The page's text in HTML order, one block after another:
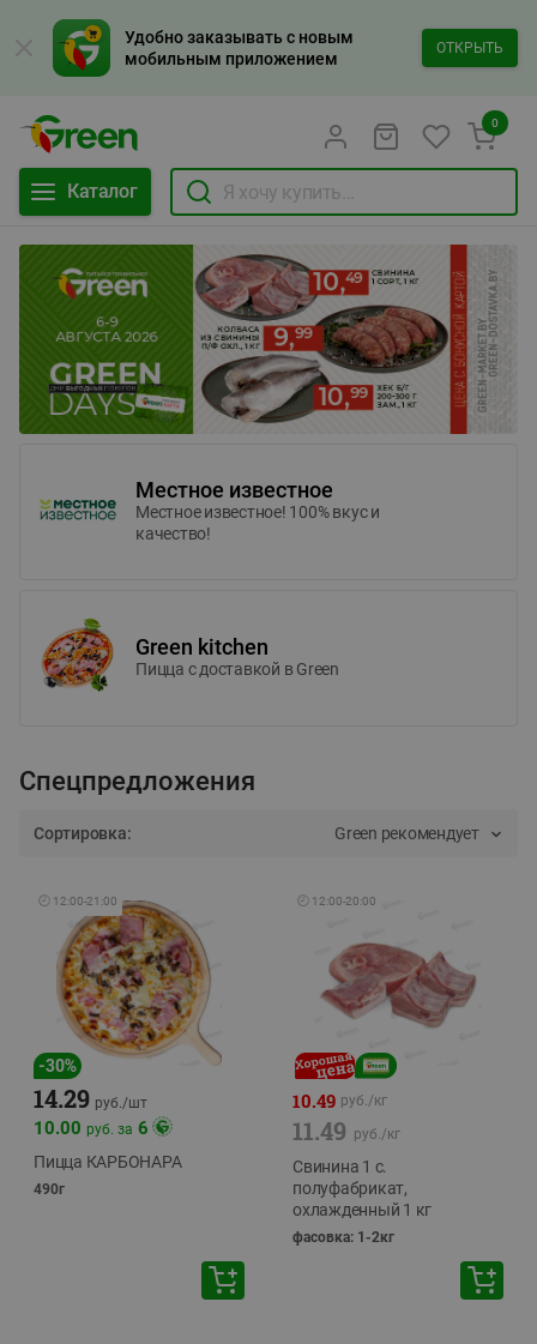
Удобно заказывать с новым
мобильным приложением
ОТКРЫТЬ
Каталог
0
Местное известное
Местное известное! 100% вкус и
качество!
Green kitchen
Пицца c доставкой в Green
Спецпредложения
Сортировка: Green рекомендует
🕘 12:00-21:00
-30%
14.29 руб./шт
10.00 руб. за 6
Пицца КАРБОНАРА
490г
🕘 12:00-20:00
10.49 руб./кг
11.49 руб./кг
Свинина 1 с.
полуфабрикат,
охлажденный 1 кг
фасовка: 1-2кг